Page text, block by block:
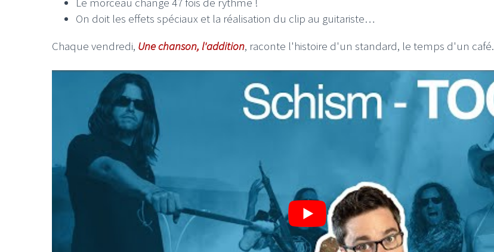
On doit les effets spéciaux et la réalisation du clip au guitariste…
Chaque vendredi, Une chanson, l'addition, raconte l'histoire d'un standard, le temps d'un café.